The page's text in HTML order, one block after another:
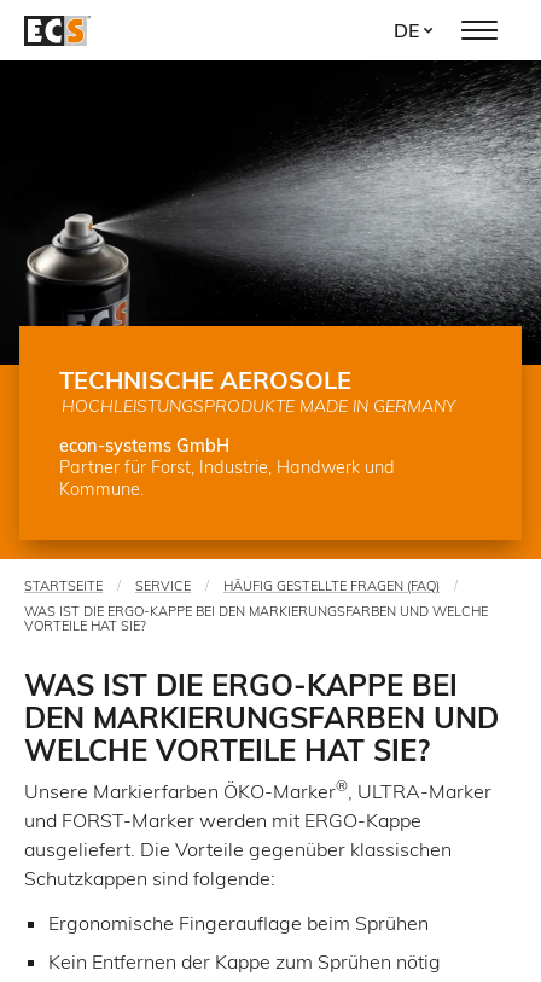
Direkt
zum
DE
TECHNISCHE AEROSOLE
HOCHLEISTUNGSPRODUKTE MADE IN GERMANY
econ-systems GmbH
Partner für Forst, Industrie, Handwerk und
Kommune.
Sie
sind
STARTSEITE SERVICE
HÄUFIG GESTELLTE FRAGEN (FAQ)
WAS IST DIE ERGO-KAPPE BEI DEN MARKIERUNGSFARBEN UND WELCHE
VORTEILE HAT SIE?
WAS IST DIE ERGO-KAPPE BEI
DEN MARKIERUNGSFARBEN UND
WELCHE VORTEILE HAT SIE?
Unsere Markierfarben ÖKO-Marker®, ULTRA-Marker
und FORST-Marker werden mit ERGO-Kappe
ausgeliefert. Die Vorteile gegenüber klassischen
Schutzkappen sind folgende:
Ergonomische Fingerauflage beim Sprühen
Kein Entfernen der Kappe zum Sprühen nötig